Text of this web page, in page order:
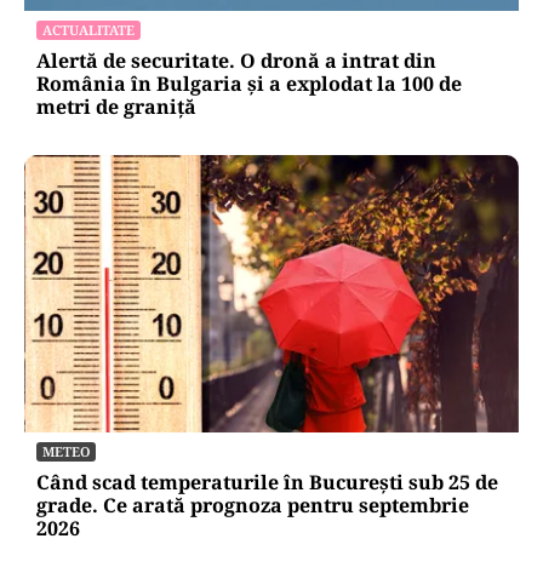
ACTUALITATE
Alertă de securitate. O dronă a intrat din
România în Bulgaria şi a explodat la 100 de
metri de graniţă
METEO
Când scad temperaturile în București sub 25 de
grade. Ce arată prognoza pentru septembrie
2026